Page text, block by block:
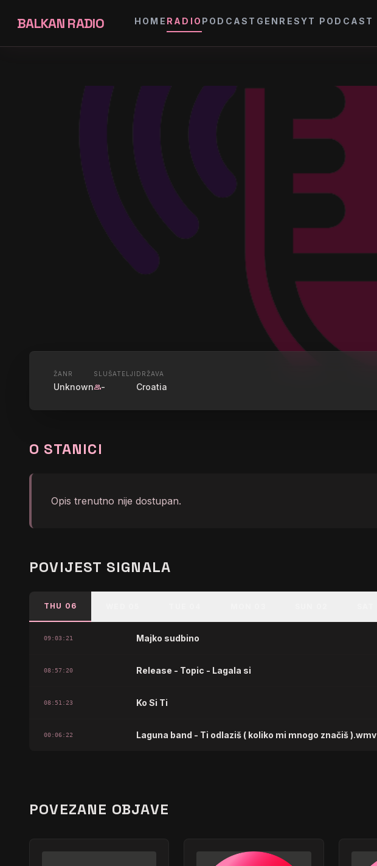
BALKAN RADIO HOME RADIO PODCAST GENRESYT PODCAST
UŽIVO
ŽANR
Unknown
SLUŠATELJI
group-
DRŽAVA
Croatia
O STANICI
Opis trenutno nije dostupan.
POVIJEST SIGNALA
THU 06
09:03:21 Majko sudbino
08:57:20 Release - Topic - Lagala si
08:51:23 Ko Si Ti
00:06:22 Laguna band - Ti odlaziš ( koliko mi mnogo značiš ).wmv
POVEZANE OBJAVE